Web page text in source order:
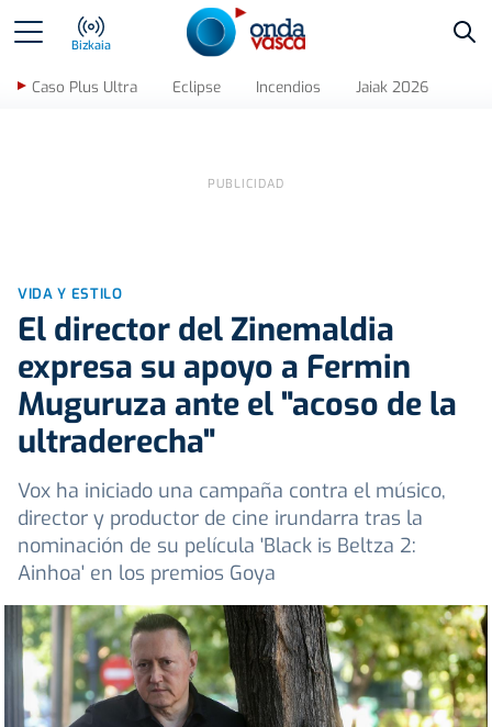
Bizkaia
Caso Plus Ultra Eclipse Incendios Jaiak 2026
VIDA Y ESTILO
El director del Zinemaldia
expresa su apoyo a Fermin
Muguruza ante el "acoso de la
ultraderecha"
Vox ha iniciado una campaña contra el músico,
director y productor de cine irundarra tras la
nominación de su película 'Black is Beltza 2:
Ainhoa' en los premios Goya